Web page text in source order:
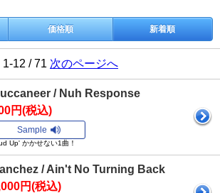
価格順 新着順
1-12 / 71 次のページへ
/ Nuh Response
円(税込)
Sample
Up' かかせない1曲！
/ Ain't No Turning Back
円(税込)